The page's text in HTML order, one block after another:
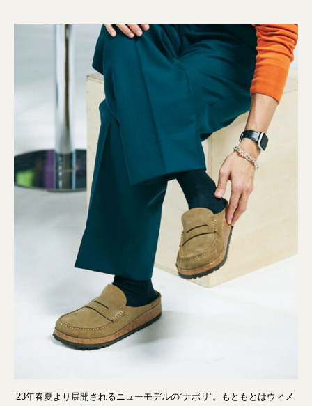
’23年春夏より展開されるニューモデルの“ナポリ”。もともとはウィメ